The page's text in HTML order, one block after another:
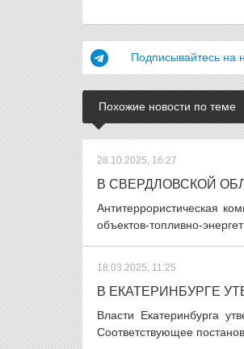
Подписывайтесь на
Похожие новости по теме
28.10.2025, 16:27
В СВЕРДЛОВСКОЙ
Антитеррористическая
объектов-топливно-
18.03.2025, 11:25
В ЕКАТЕРИНБУРГЕ
Власти Екатеринбурга
Соответствующее